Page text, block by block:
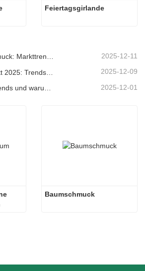
Feiertagsgirlande
Weihnachtsbaumschmuck: Markttrends, Einblicke in die Lieferkette und Beschaffungsleitfaden 2025 2025-12-11
2025-12-09
2025-12-01
Baumschmuck